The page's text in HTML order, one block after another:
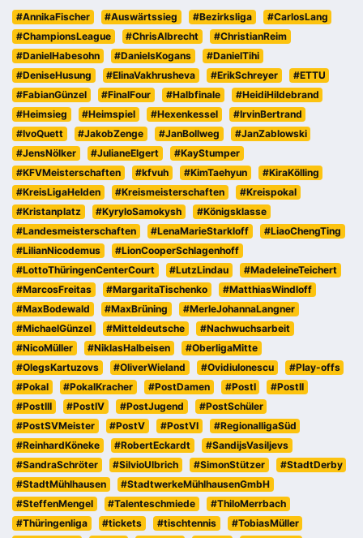
#AnnikaFischer #Auswärtssieg #Bezirksliga
#CarlosLang
#ChampionsLeague
#ChrisAlbrecht
#ChristianReim
#DanielHabesohn
#DanielsKogans
#DanielTihi
#DeniseHusung
#ElinaVakhrusheva #ErikSchreyer
#ETTU
#FabianGünzel
#FinalFour #Halbfinale
#HeidiHildebrand
#Heimsieg
#Heimspiel #Hexenkessel
#IrvinBertrand
#IvoQuett
#JakobZenge #JanBollweg
#JanZablowski
#JensNölker
#JulianeElgert
#KayStumper
#KFVMeisterschaften
#kfvuh #KimTaehyun
#KiraKölling
#KreisLigaHelden
#Kreismeisterschaften
#Kreispokal
#Kristanplatz
#KyryloSamokysh
#Königsklasse
#Landesmeisterschaften
#LenaMarieStarkloff
#LiaoChengTing
#LilianNicodemus
#LionCooperSchlagenhoff
#LottoThüringenCenterCourt
#LutzLindau
#MadeleineTeichert
#MarcosFreitas
#MargaritaTischenko
#MatthiasWindloff
#MaxBodewald
#MaxBrüning
#MerleJohannaLangner
#MichaelGünzel
#Mitteldeutsche
#Nachwuchsarbeit
#NicoMüller
#NiklasHalbeisen
#OberligaMitte
#OlegsKartuzovs
#OliverWieland #OvidiuIonescu
#Play-offs
#Pokal
#PokalKracher #PostDamen #PostI
#PostII
#PostIII
#PostIV #PostJugend
#PostSchüler
#PostSVMeister
#PostV #PostVI
#RegionalligaSüd
#ReinhardKöneke
#RobertEckardt
#SandijsVasiljevs
#SandraSchröter
#SilvioUlbrich #SimonStützer
#StadtDerby
#StadtMühlhausen
#StadtwerkeMühlhausenGmbH
#SteffenMengel
#Talenteschmiede
#ThiloMerrbach
#Thüringenliga
#tickets #tischtennis
#TobiasMüller